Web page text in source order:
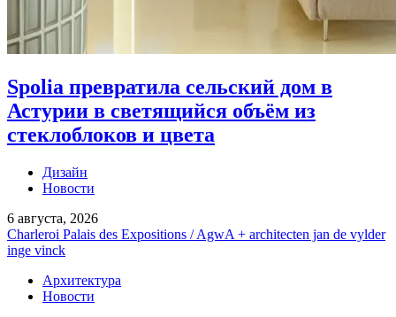
Spolia превратила сельский дом в
Астурии в светящийся объём из
стеклоблоков и цвета
Дизайн
Новости
6 августа, 2026
Charleroi Palais des Expositions / AgwA + architecten jan de vylder
inge vinck
Архитектура
Новости